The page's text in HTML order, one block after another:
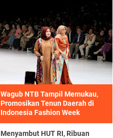
Wagub NTB Tampil Memukau,
Promosikan Tenun Daerah di
Indonesia Fashion Week
Menyambut HUT RI, Ribuan